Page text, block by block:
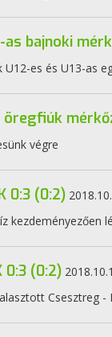
as bajnoki
es és U13-as
öregfiúk
végre
0:3 (0:2)
kezdeményezően
0:3 (0:2)
Csesztreg